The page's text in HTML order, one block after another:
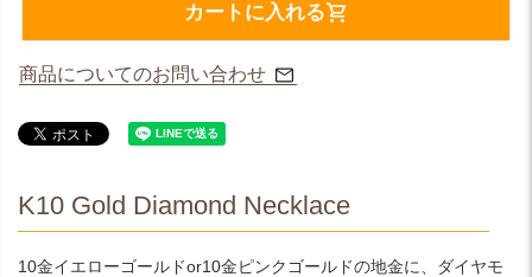
カートに入れる
商品についてのお問い合わせ
K10 Gold Diamond Necklace
10金イエローゴールドor10金ピンクゴールドの地金に、ダイヤモ